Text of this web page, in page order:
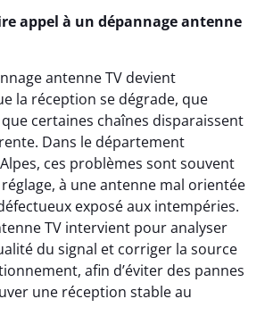
appel à un dépannage antenne
antenne TV devient
la réception se dégrade, que
que certaines chaînes disparaissent
Dans le département
ces problèmes sont souvent
à une antenne mal orientée
exposé aux intempéries.
TV intervient pour analyser
du signal et corriger la source
afin d’éviter des pannes
une réception stable au